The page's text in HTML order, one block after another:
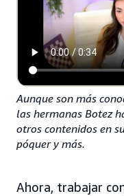
Aunque son más
las hermanas Botez
otros contenidos en
póquer y más.
Ahora, trabajar